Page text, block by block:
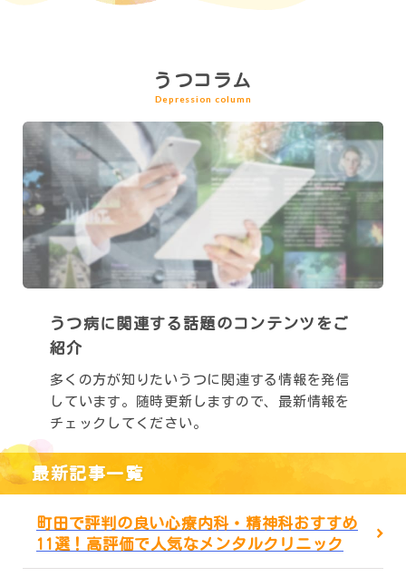
うつコラム
Depression column
うつ病に関連する 話題のコンテンツをご
紹介
多くの方が知りたいうつに関連する情報を発信
しています。随時更新しますので、最新情報を
チェックしてください。
最新記事一覧
町田で評判の良い心療内科・精神科おすすめ
11選！高評価で人気なメンタルクリニック